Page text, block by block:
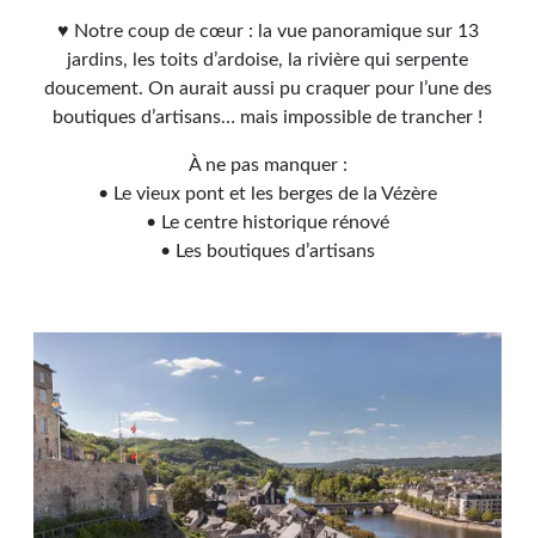
♥ Notre coup de cœur : la vue panoramique sur 13
jardins, les toits d’ardoise, la rivière qui serpente
doucement. On aurait aussi pu craquer pour l’une des
boutiques d’artisans… mais impossible de trancher !
À ne pas manquer :
• Le vieux pont et les berges de la Vézère
• Le centre historique rénové
• Les boutiques d’artisans